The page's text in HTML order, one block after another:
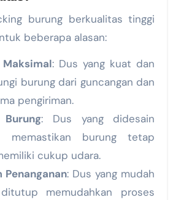
burung berkualitas tinggi
beberapa alasan:
Maksimal: Dus yang kuat dan
burung dari guncangan dan
pengiriman.
Burung: Dus yang didesain
memastikan burung tetap
cukup udara.
Penanganan: Dus yang mudah
memudahkan proses